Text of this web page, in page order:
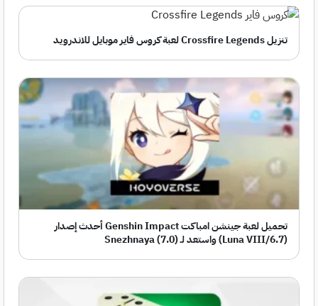
تنزيل Crossfire Legends لعبة كروس فاير موبايل للاندرويد
تحميل لعبة جينشن امباكت Genshin Impact أحدث إصدار
(Luna VIII/6.7) واستعد لـ Snezhnaya (7.0)